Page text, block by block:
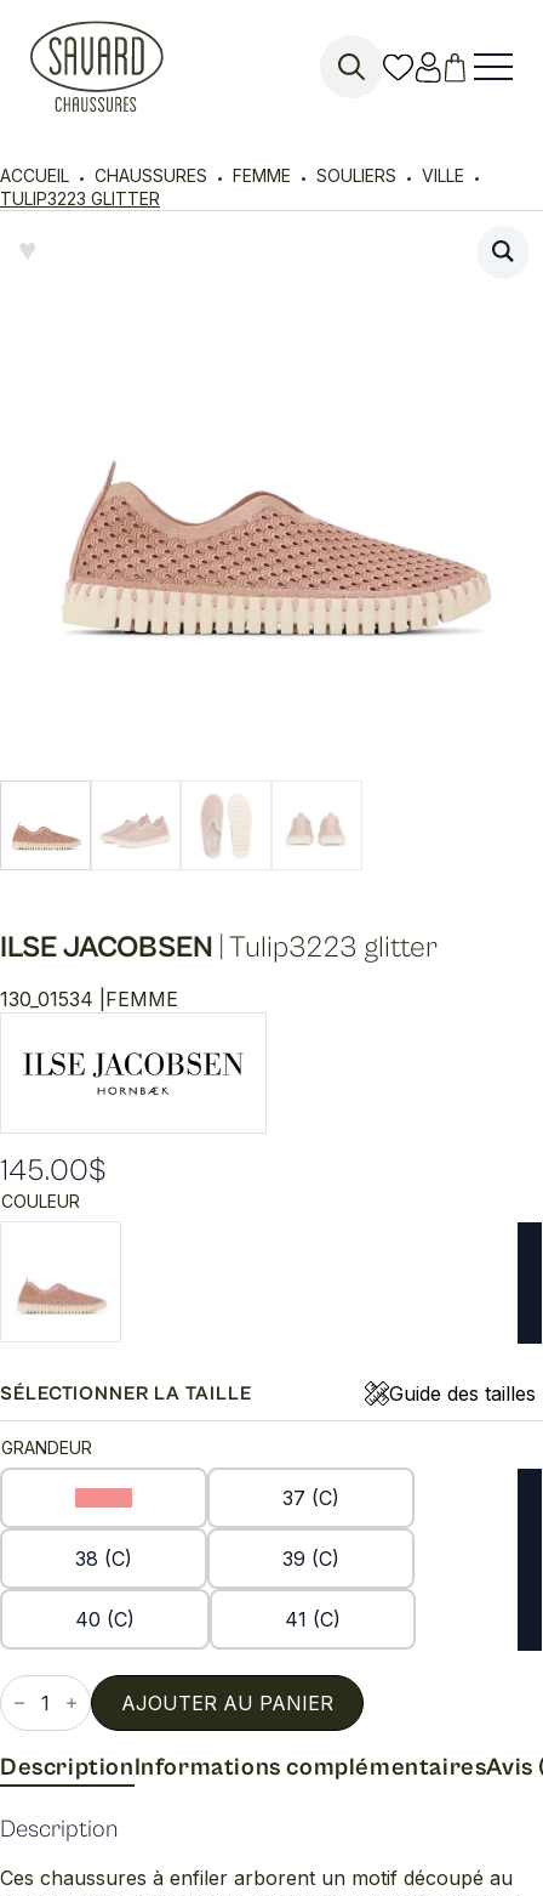
ACCUEIL CHAUSSURES FEMME SOULIERS
VILLE
TULIP3223 GLITTER
♥︎
ILSE JACOBSEN Tulip3223 glitter
130_01534 | FEMME
145.00$
COULEUR
SÉLECTIONNER LA TAILLE Guide des tailles
GRANDEUR
37 (C)
38 (C) 39 (C)
40 (C) 41 (C)
quantité
de
Tulip3223
AJOUTER AU PANIER
DescriptionInformations complémentairesAvis
Description
Ces chaussures à enfiler arborent un motif découpé au